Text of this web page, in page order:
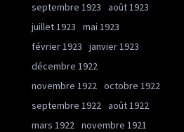
septembre 1923
août 1923
juillet 1923
mai 1923
février 1923
janvier 1923
décembre 1922
novembre 1922 octobre 1922
septembre 1922 août 1922
mars 1922 novembre 1921